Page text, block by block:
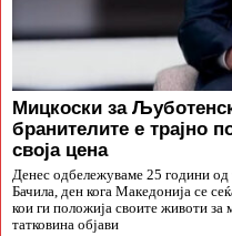
Мицкоски за
бранителите е трајно
своја цена
Денес одбележуваме 25 години од
Бачила, ден кога Македонија се
кои ги положија своите животи за
татковина објави